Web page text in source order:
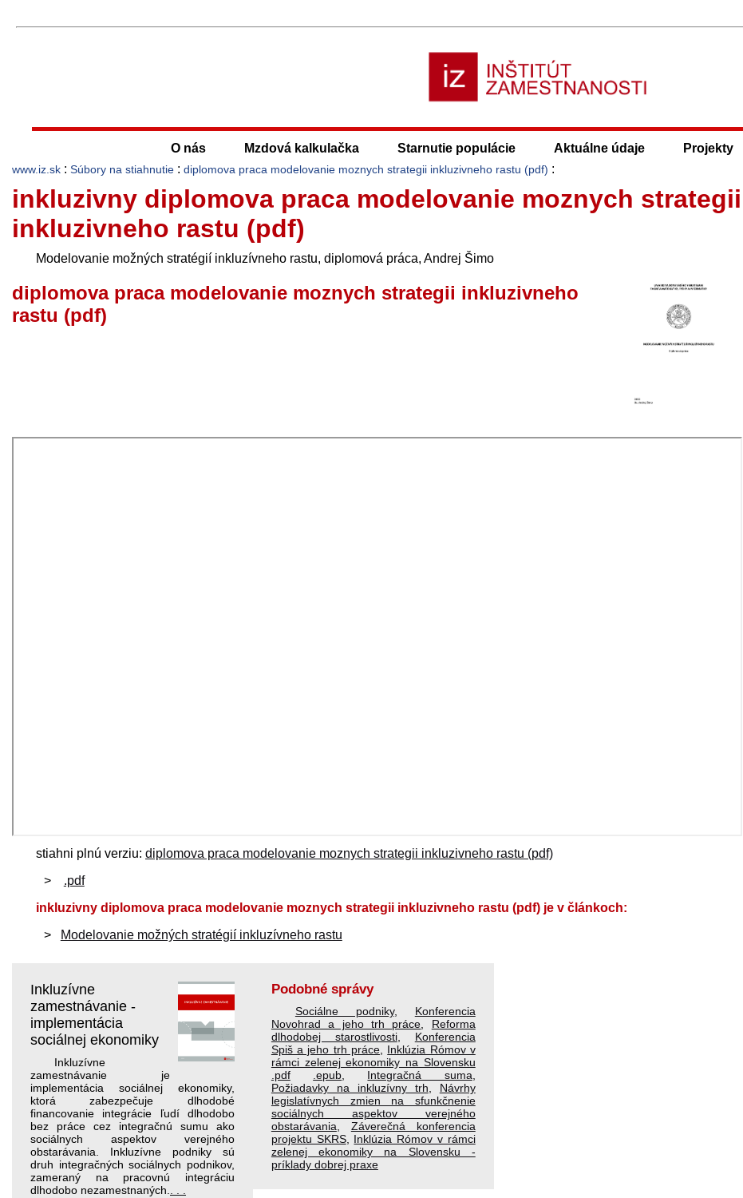
O nás Mzdová kalkulačka Starnutie populácie Aktuálne údaje Projekty
www.iz.sk : Súbory na stiahnutie : diplomova praca modelovanie moznych strategii inkluzivneho rastu (pdf) :
inkluzivny diplomova praca modelovanie moznych strategii
inkluzivneho rastu (pdf)
Modelovanie možných stratégií inkluzívneho rastu, diplomová práca, Andrej Šimo
diplomova praca modelovanie moznych strategii inkluzivneho
rastu (pdf)
stiahni plnú verziu: diplomova praca modelovanie moznych strategii inkluzivneho rastu (pdf)
.pdf
inkluzivny diplomova praca modelovanie moznych strategii inkluzivneho rastu (pdf) je v článkoch:
Modelovanie možných stratégií inkluzívneho rastu
Inkluzívne
zamestnávanie -
implementácia
sociálnej ekonomiky
Inkluzívne
zamestnávanie je
implementácia sociálnej ekonomiky,
ktorá zabezpečuje dlhodobé
financovanie integrácie ľudí dlhodobo
bez práce cez integračnú sumu ako
sociálnych aspektov verejného
obstarávania. Inkluzívne podniky sú
druh integračných sociálnych podnikov,
zameraný na pracovnú integráciu
dlhodobo nezamestnaných.
Podobné správy
Sociálne podniky, Konferencia
Novohrad a jeho trh práce
Reforma
dlhodobej starostlivosti, Konferencia
Spiš a jeho trh práce, Inklúzia Rómov v
rámci zelenej ekonomiky na Slovensku
.pdf
.epub Integračná suma
Požiadavky na inkluzívny trh
Návrhy
legislatívnych zmien na sfunkčnenie
sociálnych aspektov verejného
obstarávania
Záverečná konferencia
projektu SKRS, Inklúzia Rómov v rámci
zelenej ekonomiky na Slovensku -
príklady dobrej praxe